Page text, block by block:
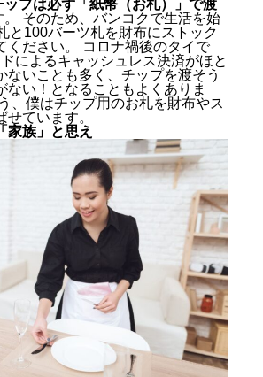
ップは必ず「紙幣（お札）」で渡
。 そのため、バンコクで生活を始
と100バーツ札を財布にストック
ください。 コロナ禍後のタイで
によるキャッシュレス決済がほと
ないことも多く、チップを渡そう
ない！となることもよくありま
、僕はチップ用のお札を財布やス
せています。
家族」と思え